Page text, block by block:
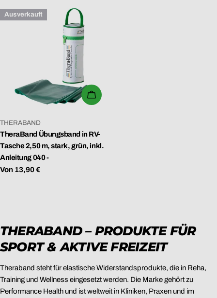
N
G
:
Ausverkauft
WÄHLEN SIE OPTIONEN
VERKÄUFER:
THERABAND
TheraBand Übungsband in RV-
Tasche 2,50 m, stark, grün, inkl.
Anleitung 040 -
Regulärer
Von 13,90 €
THERABAND – PRODUKTE FÜR
SPORT & AKTIVE FREIZEIT
Theraband steht für elastische Widerstandsprodukte, die in Reha,
Training und Wellness eingesetzt werden. Die Marke gehört zu
Performance Health und ist weltweit in Kliniken, Praxen und im